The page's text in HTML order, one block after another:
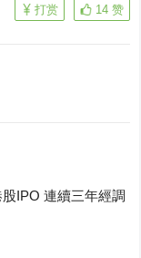
14 赞
打赏
IPO 連續三年經調